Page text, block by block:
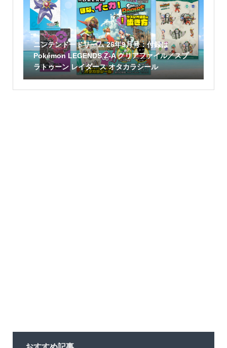
ニンテンドードリーム 26年9月号：付録は
Pokémon LEGENDS Z-A クリアファイル／スプ
ラトゥーン レイダース オタカラシール